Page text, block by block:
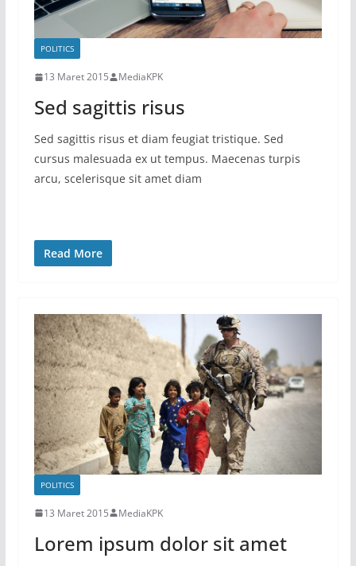
POLITICS
13 Maret 2015 MediaKPK
Sed sagittis risus
Sed sagittis risus et diam feugiat tristique. Sed
cursus malesuada ex ut tempus. Maecenas turpis
arcu, scelerisque sit amet diam
Read More
POLITICS
13 Maret 2015 MediaKPK
Lorem ipsum dolor sit amet